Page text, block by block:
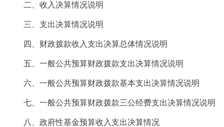
二、收入决算情况说明
三、支出决算情况说明
四、财政拨款收入支出决算总体情况说明
五、一般公共预算财政拨款支出决算情况说明
六、一般公共预算财政拨款基本支出决算情况说明
七、一般公共预算财政拨款三公经费支出决算情况说明
八、政府性基金预算收入支出决算情况